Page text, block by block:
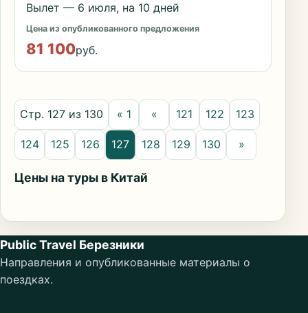
Вылет — 6 июля, на 10 дней
Цена из опубликованного предложения
81 100руб.
Стр. 127 из 130 « 1 « 121 122 123
124 125 126 127 128 129 130 »
Цены на туры в Китай
Public Travel Березники
Направления и опубликованные материалы о
поездках.